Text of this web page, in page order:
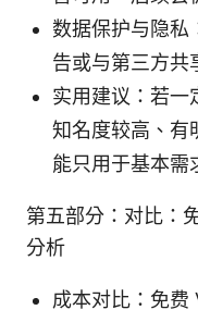
数据保护与隐私
告或与第三方共
实用建议：若一
知名度较高、有
能只用于基本需
第五部分：对比：
分析
成本对比：免费